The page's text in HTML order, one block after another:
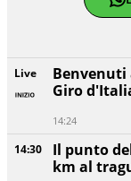
14:30
Il punto
km al
Live
Giro
14:24